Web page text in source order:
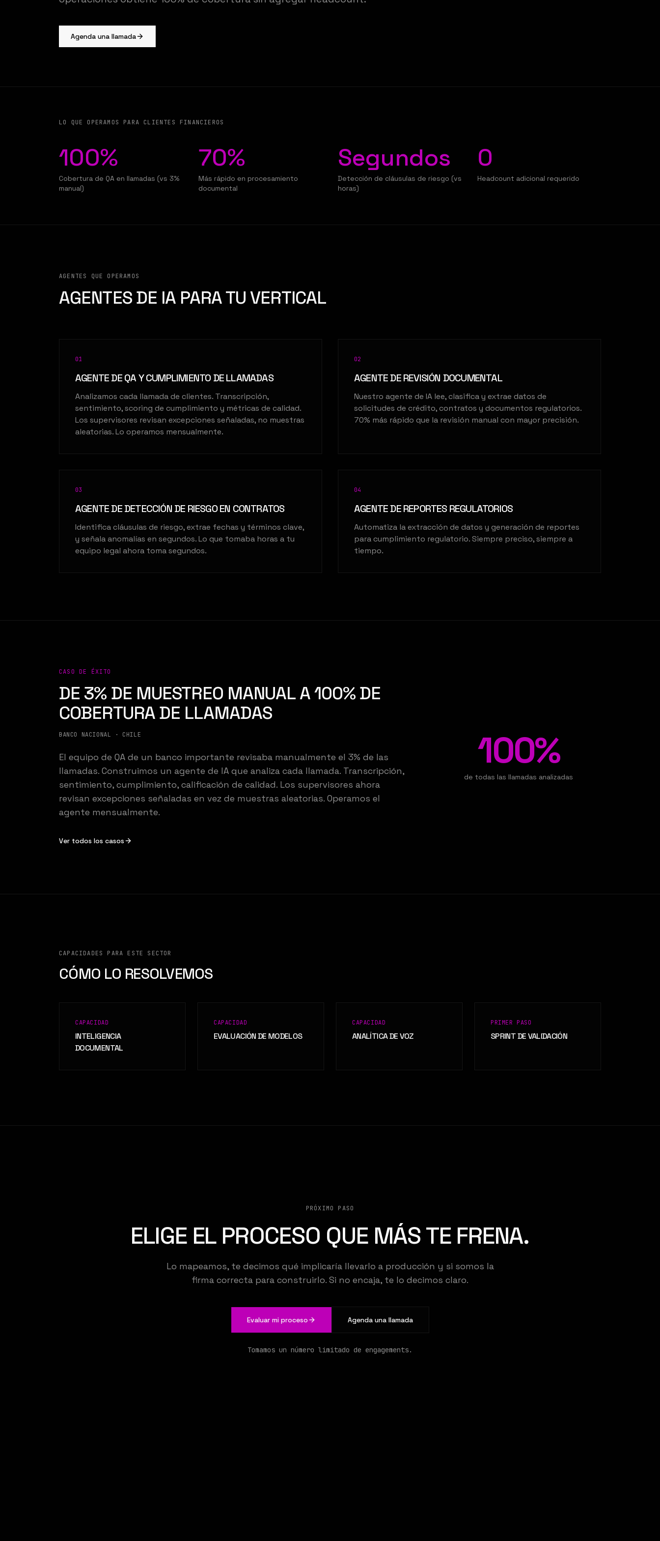
KEMENY STUDIO
Construimos la IA que opera tu negocio
Agenda una llamada
LO QUE OPERAMOS PARA CLIENTES FINANCIEROS
100%
Cobertura de QA en llamadas (vs 3%
manual)
70%
Más rápido en procesamiento
documental
Segundos
Detección de cláusulas de riesgo (vs
horas)
0
Headcount adicional requerido
AGENTES QUE OPERAMOS
AGENTES DE IA PARA TU VERTICAL
01
AGENTE DE QA Y CUMPLIMIENTO DE LLAMADAS
Analizamos cada llamada de clientes. Transcripción,
sentimiento, scoring de cumplimiento y métricas de calidad.
Los supervisores revisan excepciones señaladas, no muestras
aleatorias. Lo operamos mensualmente.
02
AGENTE DE REVISIÓN DOCUMENTAL
Nuestro agente de IA lee, clasifica y extrae datos de
solicitudes de crédito, contratos y documentos regulatorios.
70% más rápido que la revisión manual con mayor precisión.
03
AGENTE DE DETECCIÓN DE RIESGO EN CONTRATOS
Identifica cláusulas de riesgo, extrae fechas y términos clave,
y señala anomalías en segundos. Lo que tomaba horas a tu
equipo legal ahora toma segundos.
04
AGENTE DE REPORTES REGULATORIOS
Automatiza la extracción de datos y generación de reportes
para cumplimiento regulatorio. Siempre preciso, siempre a
tiempo.
CASO DE ÉXITO
DE 3% DE MUESTREO MANUAL A 100% DE
COBERTURA DE LLAMADAS
BANCO NACIONAL · CHILE
El equipo de QA de un banco importante revisaba manualmente el 3% de las
llamadas. Construimos un agente de IA que analiza cada llamada. Transcripción,
sentimiento, cumplimiento, calificación de calidad. Los supervisores ahora
revisan excepciones señaladas en vez de muestras aleatorias. Operamos el
agente mensualmente.
Ver todos los casos
100%
de todas las llamadas analizadas
CAPACIDADES PARA ESTE SECTOR
CÓMO LO RESOLVEMOS
CAPACIDAD
INTELIGENCIA
DOCUMENTAL
CAPACIDAD
EVALUACIÓN DE MODELOS
CAPACIDAD
ANALÍTICA DE VOZ
PRIMER PASO
SPRINT DE VALIDACIÓN
PRÓXIMO PASO
ELIGE EL PROCESO QUE MÁS TE FRENA.
Lo mapeamos, te decimos qué implicaría llevarlo a producción y si somos la
firma correcta para construirlo. Si no encaja, te lo decimos claro.
Evaluar mi proceso Agenda una llamada
Tomamos un número limitado de engagements.